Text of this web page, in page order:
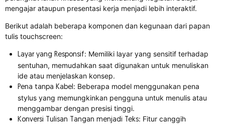
mengajar ataupun presentasi kerja menjadi lebih interaktif.
Berikut adalah beberapa komponen dan kegunaan dari papan
tulis touchscreen:
Layar yang Responsif: Memiliki layar yang sensitif terhadap
sentuhan, memudahkan saat digunakan untuk menuliskan
ide atau menjelaskan konsep.
Pena tanpa Kabel : Beberapa model menggunakan pena
stylus yang memungkinkan pengguna untuk menulis atau
menggambar dengan presisi tinggi.
Konversi Tulisan Tangan menjadi Teks: Fitur canggih